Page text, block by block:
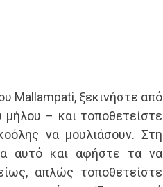
Mallampati, ξεκινήστε από
– και τοποθετείστε
να μουλιάσουν. Στη
αυτό και αφήστε τα να
απλώς τοποθετείστε